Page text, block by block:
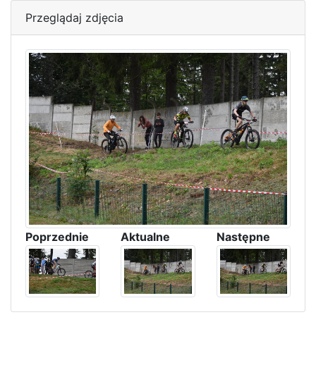
Przeglądaj zdjęcia
Poprzednie Aktualne Następne